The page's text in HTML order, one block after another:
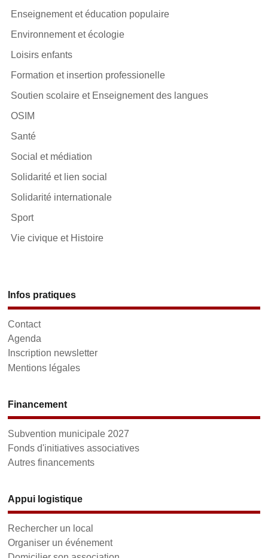
Enseignement et éducation populaire
Environnement et écologie
Loisirs enfants
Formation et insertion professionelle
Soutien scolaire et Enseignement des langues
OSIM
Santé
Social et médiation
Solidarité et lien social
Solidarité internationale
Sport
Vie civique et Histoire
Infos pratiques
Contact
Agenda
Inscription newsletter
Mentions légales
Financement
Subvention municipale 2027
Fonds d'initiatives associatives
Autres financements
Appui logistique
Rechercher un local
Organiser un événement